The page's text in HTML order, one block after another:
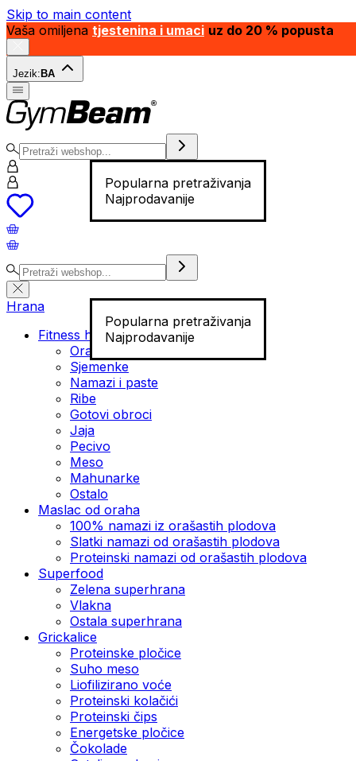
Skip to main content
Vaša omiljena tjestenina i umaci uz do 20 % popusta
Jezik: BA
Popularna pretraživanja
Najprodavanije
Popularna pretraživanja
Najprodavanije
Hrana
Fitness hrana
Orašasti plodovi
Sjemenke
Namazi i paste
Ribe
Gotovi obroci
Jaja
Pecivo
Meso
Mahunarke
Ostalo
Maslac od oraha
100% namazi iz orašastih plodova
Slatki namazi od orašastih plodova
Proteinski namazi od orašastih plodova
Superfood
Zelena superhrana
Vlakna
Ostala superhrana
Grickalice
Proteinske pločice
Suho meso
Liofilizirano voće
Proteinski kolačići
Proteinski čips
Energetske pločice
Čokolade